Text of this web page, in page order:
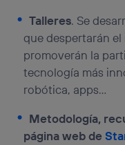
Talleres. Se
que despertarán
promoverán la
tecnología más
robótica, apps…
Metodología,
página web de